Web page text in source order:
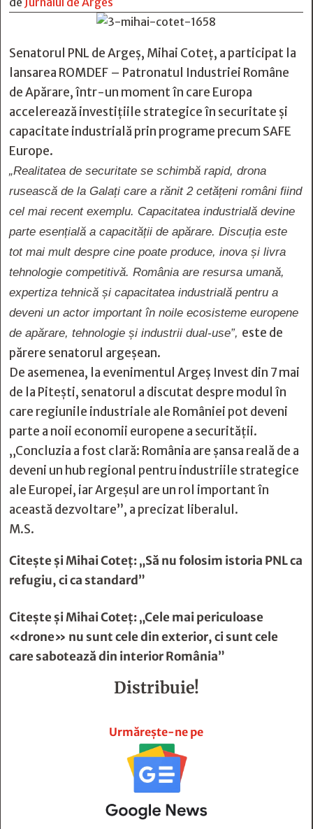
Senatorul PNL de Argeș, Mihai Coteț, a participat la
lansarea ROMDEF – Patronatul Industriei Române
de Apărare, într-un moment în care Europa
accelerează investițiile strategice în securitate și
capacitate industrială prin programe precum SAFE
Europe.
„Realitatea de securitate se schimbă rapid, drona
rusească de la Galați care a rănit 2 cetățeni români fiind
cel mai recent exemplu. Capacitatea industrială devine
parte esențială a capacității de apărare. Discuția este
tot mai mult despre cine poate produce, inova și livra
tehnologie competitivă. România are resursa umană,
expertiza tehnică și capacitatea industrială pentru a
deveni un actor important în noile ecosisteme europene
de apărare, tehnologie și industrii dual-use”, este de
părere senatorul argeșean.
De asemenea, la evenimentul Argeș Invest din 7 mai
de la Pitești, senatorul a discutat despre modul în
care regiunile industriale ale României pot deveni
parte a noii economii europene a securității.
„Concluzia a fost clară: România are șansa reală de a
deveni un hub regional pentru industriile strategice
ale Europei, iar Argeșul are un rol important în
această dezvoltare”, a precizat liberalul.
M.S.
Citește șiMihai Coteț: „Să nu folosim istoria PNL ca
refugiu, ci ca standard”
Citește șiMihai Coteț: „Cele mai periculoase
«drone» nu sunt cele din exterior, ci sunt cele
care sabotează din interior România”
Distribuie!
Urmărește-ne pe